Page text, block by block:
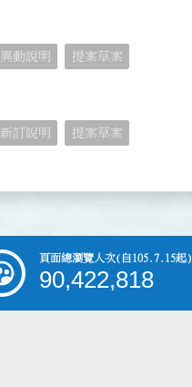
異動說明 提案草案
新訂說明 提案草案
頁面總瀏覽人次(自105.7.15起)
90,422,818